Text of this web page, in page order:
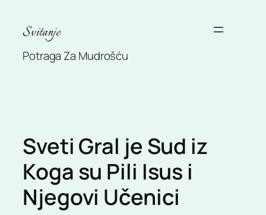
content
Svitanje
Potraga Za Mudrošću
Sveti Gral je Sud iz
Koga su Pili Isus i
Njegovi Učenici